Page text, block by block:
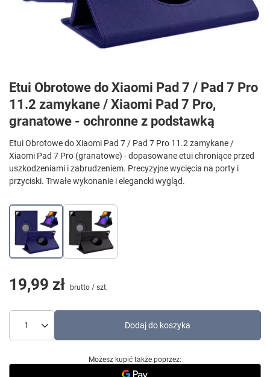
Etui Obrotowe do Xiaomi Pad 7 / Pad 7 Pro
11.2 zamykane / Xiaomi Pad 7 Pro,
granatowe - ochronne z podstawką
Etui Obrotowe do Xiaomi Pad 7 / Pad 7 Pro 11.2 zamykane /
Xiaomi Pad 7 Pro (granatowe) - dopasowane etui chroniące przed
uszkodzeniami i zabrudzeniem. Precyzyjne wycięcia na porty i
przyciski. Trwałe wykonanie i elegancki wygląd.
19,99 zł brutto / szt.
Dodaj do koszyka
Możesz kupić także poprzez: